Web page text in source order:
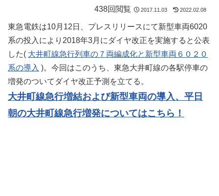
438回閲覧 2017.11.03 2022.02.08
東急電鉄は10月12日、プレスリリースにて新型車両6020
系の投入により2018年3月にダイヤ改正を実施すると公表
した( 大井町線急行列車の７両編成化と新型車両６０２０
系の導入 )。今回はこのうち、東急大井町線の各駅停車の
増発のついてダイヤ改正予測を立てる。
大井町線急行増結および新型車両の導入、平日
朝の大井町線急行増発についてはこちら！